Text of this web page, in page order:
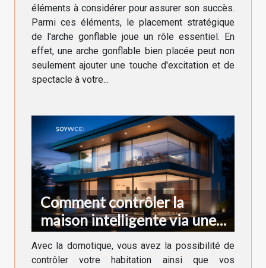
éléments à considérer pour assurer son succès.
Parmi ces éléments, le placement stratégique
de l'arche gonflable joue un rôle essentiel. En
effet, une arche gonflable bien placée peut non
seulement ajouter une touche d'excitation et de
spectacle à votre...
Comment contrôler la
maison intelligente via une
application ?
Avec la domotique, vous avez la possibilité de
contrôler votre habitation ainsi que vos